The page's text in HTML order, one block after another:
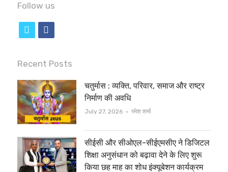
Follow us
i
t
t
e
r
c
e
b
o
o
k
Recent Posts
चतुर्मास : व्यक्ति, परिवार, समाज और राष्ट्र
निर्माण की अवधि
July 27, 2026 Author
रमेश शर्मा
सीईसी और सीओएल-सीईएमसीए ने डिजिटल
शिक्षा अनुसंधान को बढ़ावा देने के लिए शुरू
किया छह माह का शोध इंक्यूबेशन कार्यक्रम